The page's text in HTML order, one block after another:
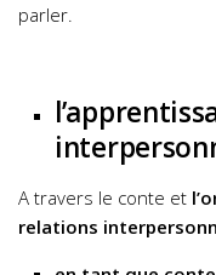
parler.
A travers le conte et
relations